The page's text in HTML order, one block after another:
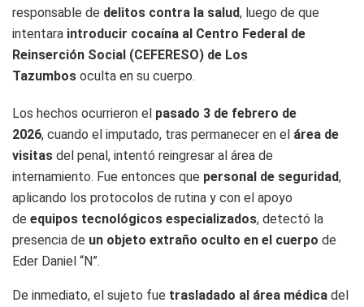
responsable de delitos contra la salud, luego de que
intentara introducir cocaína al Centro Federal de
Reinserción Social (CEFERESO) de Los
Tazumbos oculta en su cuerpo.
Los hechos ocurrieron el pasado 3 de febrero de
2026, cuando el imputado, tras permanecer en el área de
visitas del penal, intentó reingresar al área de
internamiento. Fue entonces que personal de seguridad,
aplicando los protocolos de rutina y con el apoyo
de equipos tecnológicos especializados, detectó la
presencia de un objeto extraño oculto en el cuerpo de
Eder Daniel “N”.
De inmediato, el sujeto fue trasladado al área médica del